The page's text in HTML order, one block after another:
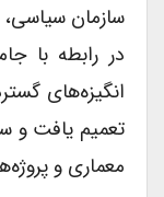
سازمان سیاسی،
در رابطه با
انگیزه‌های
تعمیم یافت و
معماری و